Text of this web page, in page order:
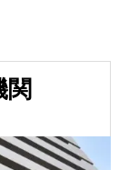
関